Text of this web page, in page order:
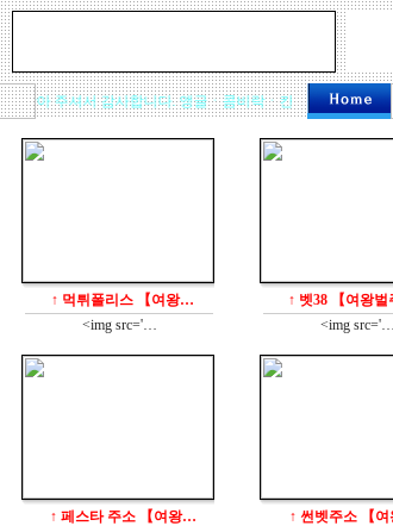
을 찾아 주셔서 감사합니다. 앵글ㆍ콤비락ㆍ칸막이ㆍ디스플레
↑ 먹튀폴리스 【여왕…
<img src='…
↑ 벳38 【여왕
<img src='…
↑ 페스타 주소 【여왕…
↑ 썬벳주소 【